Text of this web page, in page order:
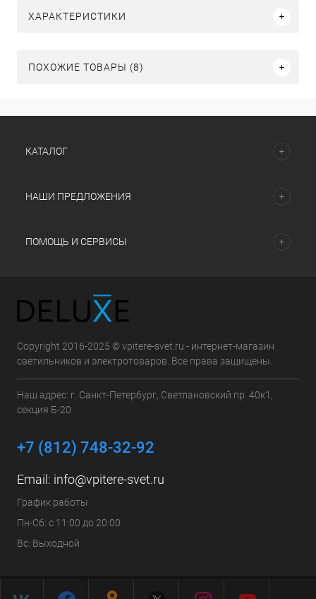
ХАРАКТЕРИСТИКИ
ПОХОЖИЕ ТОВАРЫ (8)
КАТАЛОГ
НАШИ ПРЕДЛОЖЕНИЯ
ПОМОЩЬ И СЕРВИСЫ
Copyright 2016-2025 © vpitere-svet.ru - интернет-магазин
светильников и электротоваров. Все права защищены.
Наш адрес: г. Санкт-Петербург, Светлановский пр. 40к1,
секция Б-20
+7 (812) 748-32-92
Email: info@vpitere-svet.ru
График работы
Пн-Сб: с 11:00 до 20:00
Вс: Выходной